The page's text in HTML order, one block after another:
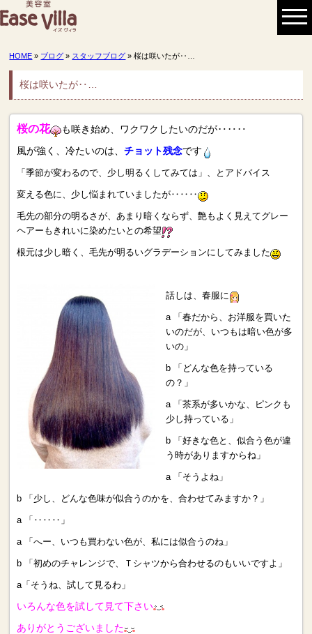
HOME » ブログ » スタッフブログ » 桜は咲いたが‥…
桜は咲いたが‥…
桜の花
も咲き始め、ワクワクしたいのだが‥‥‥
風が強く、冷たいのは、チョット残念です
「季節が変わるので、少し明るくしてみては」、とアドバイス
変える色に、少し悩まれていましたが‥‥‥
毛先の部分の明るさが、あまり暗くならず、艶もよく見えてグレー
ヘアーもきれいに染めたいとの希望
根元は少し暗く、毛先が明るいグラデーションにしてみました
話しは、春服に
a 「春だから、お洋服を買いた
いのだが、いつもは暗い色が多
いの」
b 「どんな色を持っている
の？」
a 「茶系が多いかな、ピンクも
少し持っている」
b 「好きな色と、似合う色が違
う時がありますからね」
a 「そうよね」
b 「少し、どんな色味が似合うのかを、合わせてみますか？」
a 「‥‥‥」
a 「へー、いつも買わない色が、私には似合うのね」
b 「初めのチャレンジで、Ｔシャツから合わせるのもいいですよ」
a「そうね、試して見るわ」
いろんな色を試して見て下さい
ありがとうございました